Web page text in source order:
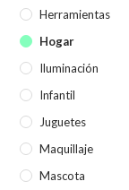
Herramientas
Hogar
Iluminación
Infantil
Juguetes
Maquillaje
Mascota